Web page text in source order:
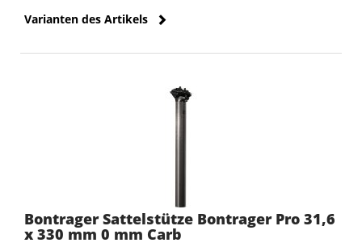
Varianten des Artikels
Bontrager Sattelstütze Bontrager Pro 31,6
x 330 mm 0 mm Carb